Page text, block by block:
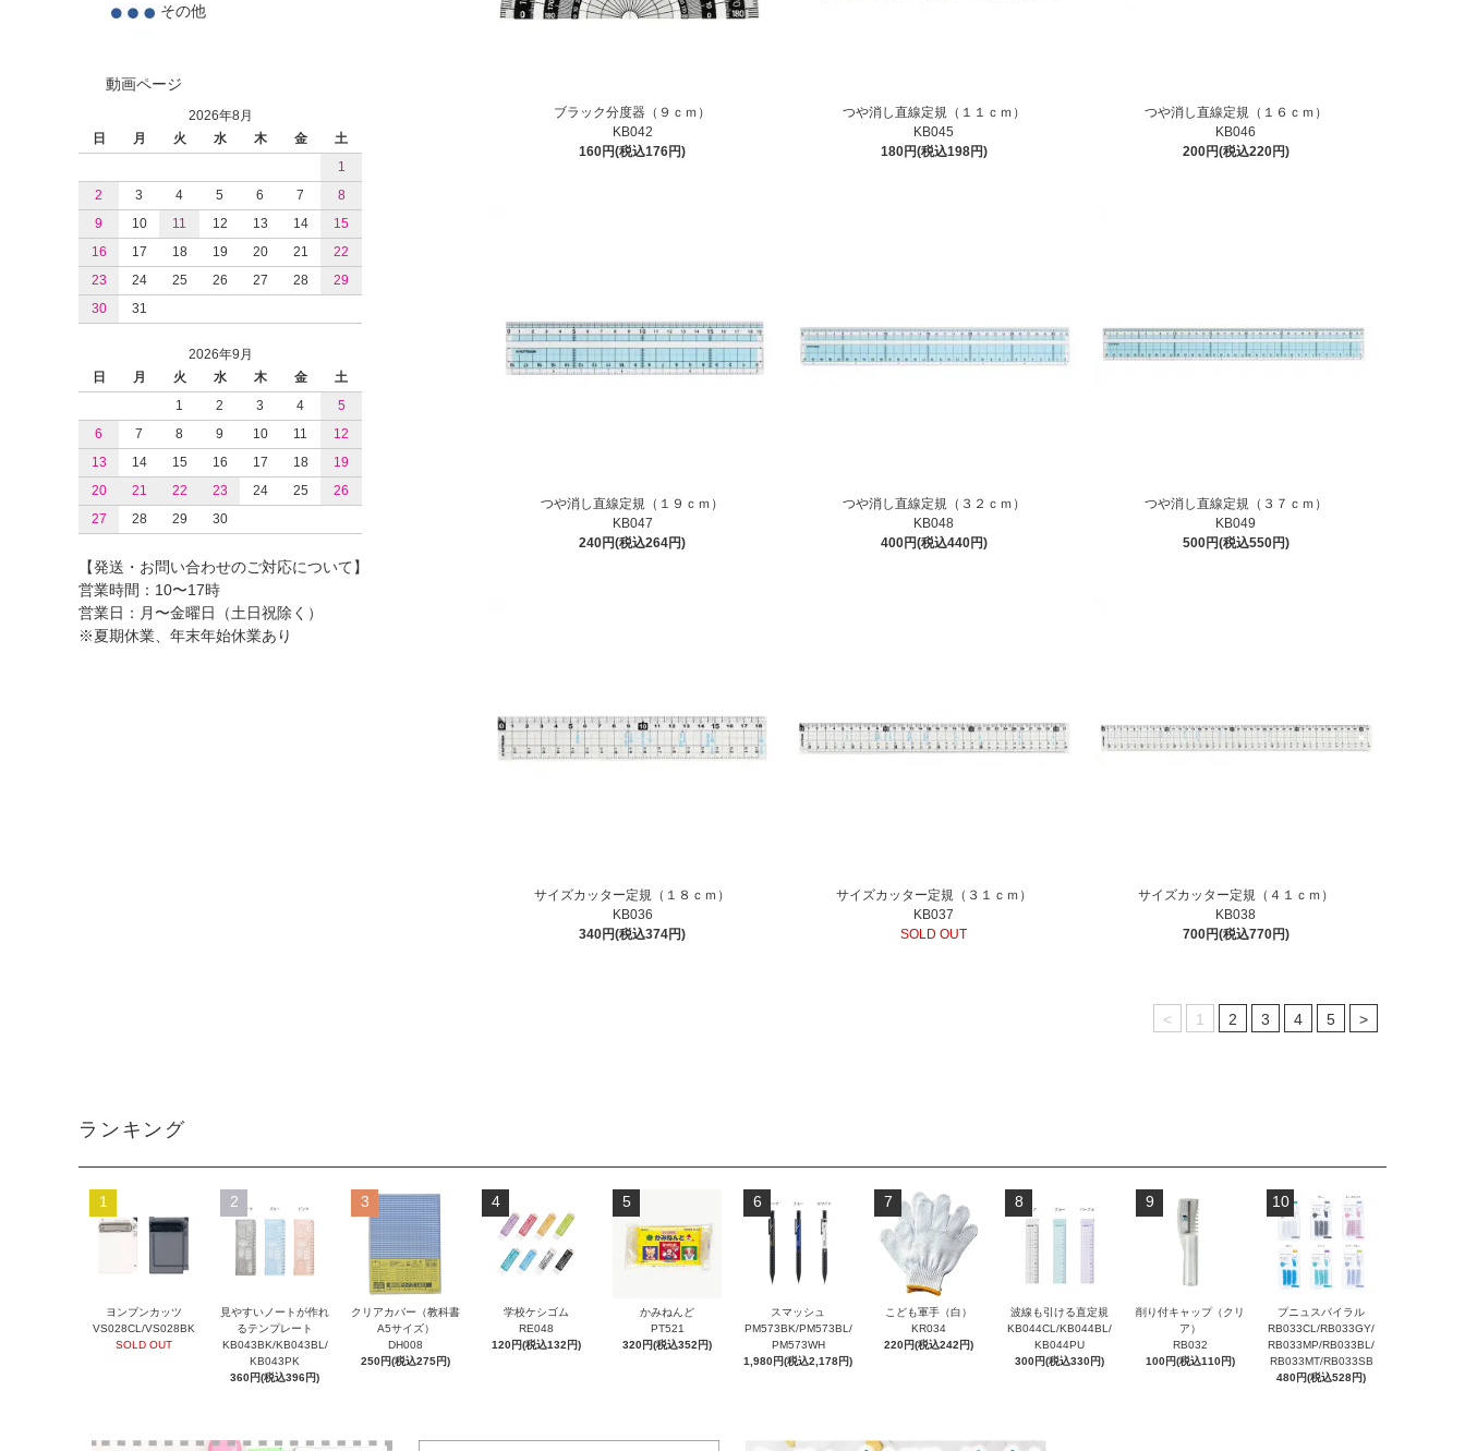
ブラック分度器（９ｃｍ）
KB042
160円(税込176円)
つや消し直線定規（１１ｃｍ）
KB045
180円(税込198円)
つや消し直線定規（１６ｃｍ）
KB046
200円(税込220円)
つや消し直線定規（１９ｃｍ）
KB047
240円(税込264円)
つや消し直線定規（３２ｃｍ）
KB048
400円(税込440円)
つや消し直線定規（３７ｃｍ）
KB049
500円(税込550円)
サイズカッター定規（１８ｃｍ）
KB036
340円(税込374円)
サイズカッター定規（３１ｃｍ）
KB037
SOLD OUT
サイズカッター定規（４１ｃｍ）
KB038
700円(税込770円)
< 1 2 3 4 5 >
その他
動画ページ
2026年8月
日
月 火 水 木 金
土
1
2
3 4 5 6 7
8
9
10 11 12 13 14
15
16
17 18 19 20 21
22
23
24 25 26 27 28
29
30
31
2026年9月
日
月 火 水 木 金
土
1
2 3 4
5
6
7 8 9 10 11
12
13
14 15 16 17 18
19
20
21 22 23 24 25
26
27
28 29 30
【発送・お問い合わせのご対応について】
営業時間：10〜17時
営業日：月〜金曜日（土日祝除く）
※夏期休業、年末年始休業あり
ランキング
1
ヨンブンカッツ
VS028CL/VS028BK
SOLD OUT
2
見やすいノートが作れ
るテンプレート
KB043BK/KB043BL/
KB043PK
360円(税込396円)
3
クリアカバー（教科書
A5サイズ）
DH008
250円(税込275円)
4
学校ケシゴム
RE048
120円(税込132円)
5
かみねんど
PT521
320円(税込352円)
6
スマッシュ
PM573BK/PM573BL/
PM573WH
1,980円(税込2,178円)
7
こども軍手（白）
KR034
220円(税込242円)
8
波線も引ける直定規
KB044CL/KB044BL/
KB044PU
300円(税込330円)
9
削り付キャップ（クリ
ア）
RB032
100円(税込110円)
10
プニュスパイラル
RB033CL/RB033GY/
RB033MP/RB033BL/
RB033MT/RB033SB
480円(税込528円)